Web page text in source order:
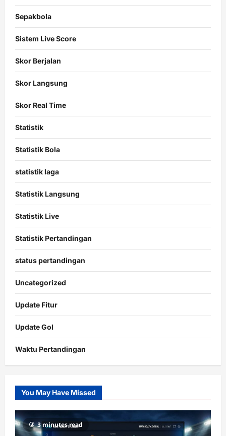
Sepakbola
Sistem Live Score
Skor Berjalan
Skor Langsung
Skor Real Time
Statistik
Statistik Bola
statistik laga
Statistik Langsung
Statistik Live
Statistik Pertandingan
status pertandingan
Uncategorized
Update Fitur
Update Gol
Waktu Pertandingan
Slot
Gacor
RTP
terupdate
You May Have Missed
3 minutes read